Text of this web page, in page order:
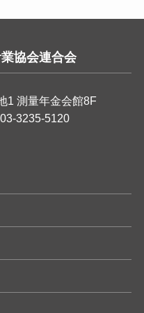
協会連合会
1 測量年金会館8F
3235-5120